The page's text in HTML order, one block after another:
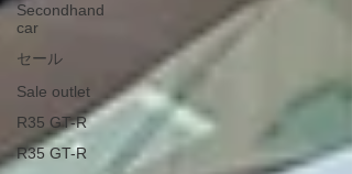
Secondhand
car
セール
Sale outlet
R35 GT-R
R35 GT-R